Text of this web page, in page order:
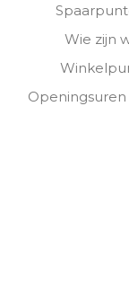
Wie zijn